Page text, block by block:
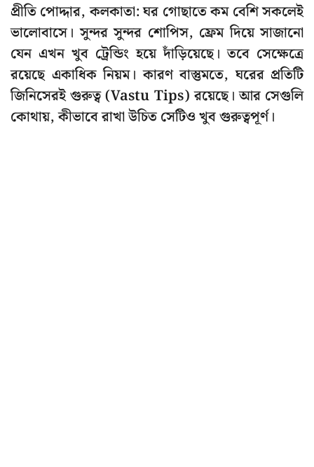
প্রীতি পোদ্দার, কলকাতা: ঘর গোছাতে কম বেশি সকলেই
ভালোবাসে। সুন্দর সুন্দর শোপিস, ফ্রেম দিয়ে সাজানো
যেন এখন খুব ট্রেন্ডিং হয়ে দাঁড়িয়েছে। তবে সেক্ষেত্রে
রয়েছে একাধিক নিয়ম। কারণ বাস্তুমতে, ঘরের প্রতিটি
জিনিসেরই গুরুত্ব (Vastu Tips) রয়েছে। আর সেগুলি
কোথায়, কীভাবে রাখা উচিত সেটিও খুব গুরুত্বপূর্ণ।